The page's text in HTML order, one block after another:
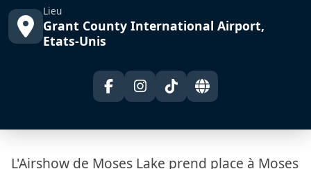
Lieu
Grant County International Airport,
Etats-Unis
L'Airshow de Moses Lake prend place à Moses